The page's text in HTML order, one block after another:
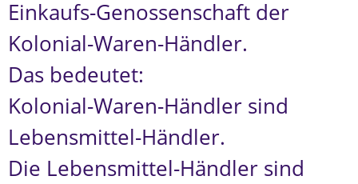
Einkaufs-Genossenschaft der
Kolonial-Waren-Händler.
Das bedeutet:
Kolonial-Waren-Händler sind
Lebensmittel-Händler.
Die Lebensmittel-Händler sind